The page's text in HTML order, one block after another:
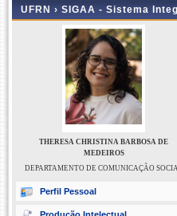
UFRN › SIGAA - Sistema
THERESA CHRISTINA BARBOSA DE
MEDEIROS
DEPARTAMENTO DE COMUNICAÇÃO
Perfil Pessoal